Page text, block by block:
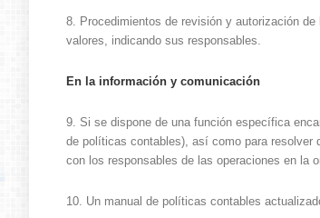
8. Procedimientos de revisión y autorización
valores, indicando sus responsables.
En la información y comunicación
9. Si se dispone de una función específica
de políticas contables), así como para resolver
con los responsables de las operaciones en la
10. Un manual de políticas contables